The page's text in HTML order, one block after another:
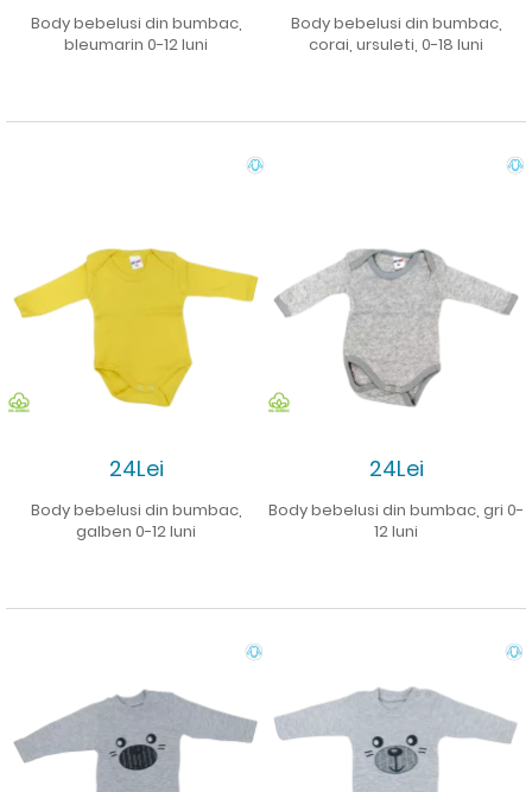
Body bebelusi din bumbac,
bleumarin 0-12 luni
Body bebelusi din bumbac,
corai, ursuleti, 0-18 luni
24Lei
Body bebelusi din bumbac,
galben 0-12 luni
24Lei
Body bebelusi din bumbac, gri 0-
12 luni